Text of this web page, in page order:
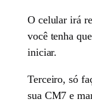
O celular irá
você tenha
iniciar.
Terceiro, só
sua CM7 e